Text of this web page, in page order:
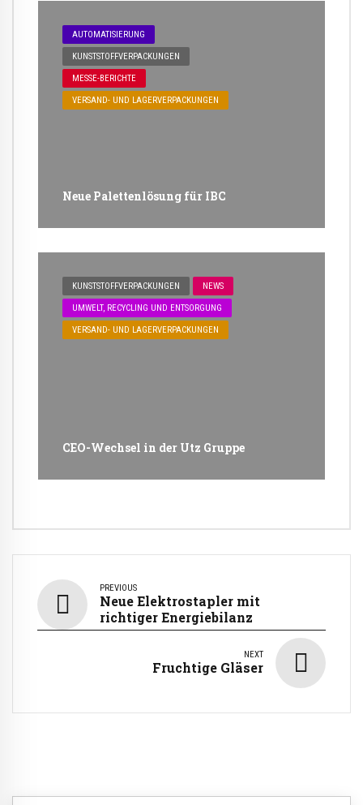
AUTOMATISIERUNG
KUNSTSTOFFVERPACKUNGEN
MESSE-BERICHTE
VERSAND- UND LAGERVERPACKUNGEN
Neue Palettenlösung für IBC
KUNSTSTOFFVERPACKUNGEN NEWS
UMWELT, RECYCLING UND ENTSORGUNG
VERSAND- UND LAGERVERPACKUNGEN
CEO-Wechsel in der Utz Gruppe
PREVIOUS
Neue Elektrostapler mit
richtiger Energiebilanz
NEXT
Fruchtige Gläser